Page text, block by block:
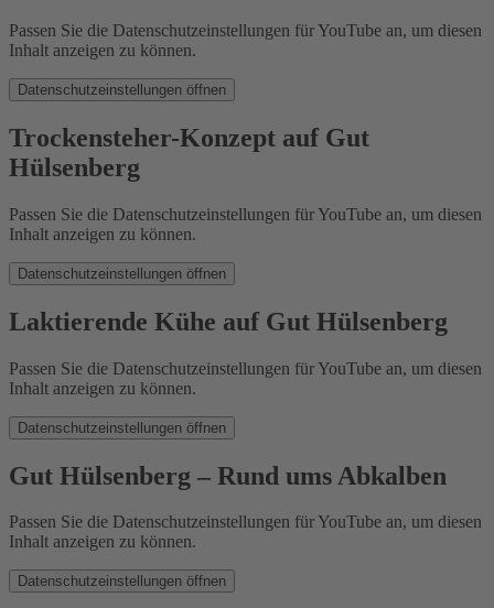
Passen Sie die Datenschutzeinstellungen für YouTube an, um diesen
Inhalt anzeigen zu können.
Datenschutzeinstellungen öffnen
Trockensteher-Konzept auf Gut
Hülsenberg
Passen Sie die Datenschutzeinstellungen für YouTube an, um diesen
Inhalt anzeigen zu können.
Datenschutzeinstellungen öffnen
Laktierende Kühe auf Gut Hülsenberg
Passen Sie die Datenschutzeinstellungen für YouTube an, um diesen
Inhalt anzeigen zu können.
Datenschutzeinstellungen öffnen
Gut Hülsenberg – Rund ums Abkalben
Passen Sie die Datenschutzeinstellungen für YouTube an, um diesen
Inhalt anzeigen zu können.
Datenschutzeinstellungen öffnen